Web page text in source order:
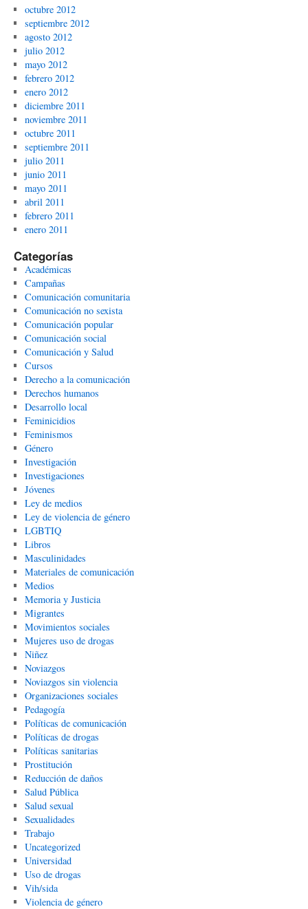
octubre 2012
septiembre 2012
agosto 2012
julio 2012
mayo 2012
febrero 2012
enero 2012
diciembre 2011
noviembre 2011
octubre 2011
septiembre 2011
julio 2011
junio 2011
mayo 2011
abril 2011
febrero 2011
enero 2011
Categorías
Académicas
Campañas
Comunicación comunitaria
Comunicación no sexista
Comunicación popular
Comunicación social
Comunicación y Salud
Cursos
Derecho a la comunicación
Derechos humanos
Desarrollo local
Feminicidios
Feminismos
Género
Investigación
Investigaciones
Jóvenes
Ley de medios
Ley de violencia de género
LGBTIQ
Libros
Masculinidades
Materiales de comunicación
Medios
Memoria y Justicia
Migrantes
Movimientos sociales
Mujeres uso de drogas
Niñez
Noviazgos
Noviazgos sin violencia
Organizaciones sociales
Pedagogía
Políticas de comunicación
Políticas de drogas
Políticas sanitarias
Prostitución
Reducción de daños
Salud Pública
Salud sexual
Sexualidades
Trabajo
Uncategorized
Universidad
Uso de drogas
Vih/sida
Violencia de género